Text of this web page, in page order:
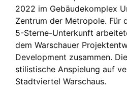
2022 im Gebäudekomplex
Zentrum der Metropole. Für
5-Sterne-Unterkunft
dem Warschauer
Development zusammen.
stilistische Anspielung auf
Stadtviertel Warschaus.